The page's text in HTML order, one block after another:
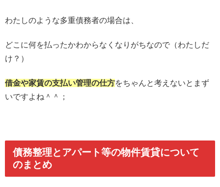
わたしのような多重債務者の場合は、
どこに何を払ったかわからなくなりがちなので（わたしだ
け？）
借金や家賃の支払い管理の仕方をちゃんと考えないとまず
いですよね＾＾；
債務整理とアパート等の物件賃貸について
のまとめ